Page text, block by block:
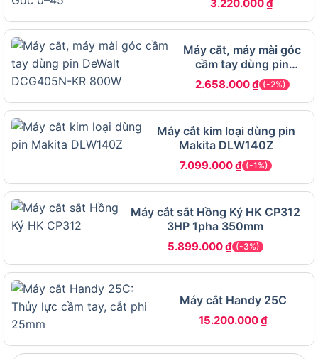
Thương Hiệu Crown Và Định Vị Phân Khúc
Đối Tượng Người Dùng Phù Hợp
3.220.000₫
Máy cắt, máy mài góc
cầm tay dùng pin
DeWalt DCG405N-KR
800W
2.658.000₫ (-2%)
Máy cắt kim loại dùng pin
Makita DLW140Z
7.099.000₫ (-1%)
Máy cắt sắt Hồng Ký HK CP312
3HP 1pha 350mm
5.899.000₫ (-3%)
Máy cắt Handy 25C
15.200.000₫